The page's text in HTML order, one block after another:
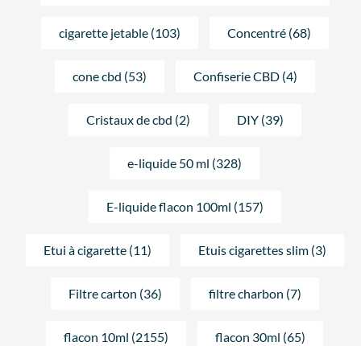
cigarette jetable (103) Concentré (68)
cone cbd (53) Confiserie CBD (4)
Cristaux de cbd (2) DIY (39)
e-liquide 50 ml (328)
E-liquide flacon 100ml (157)
Etui à cigarette (11) Etuis cigarettes slim (3)
Filtre carton (36) filtre charbon (7)
flacon 10ml (2155) flacon 30ml (65)